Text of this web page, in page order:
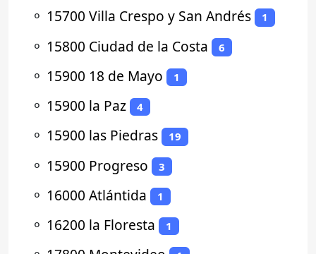
⚬ 15700 Villa Crespo y San Andrés 1
⚬ 15800 Ciudad de la Costa 6
⚬ 15900 18 de Mayo 1
⚬ 15900 la Paz 4
⚬ 15900 las Piedras 19
⚬ 15900 Progreso 3
⚬ 16000 Atlántida 1
⚬ 16200 la Floresta 1